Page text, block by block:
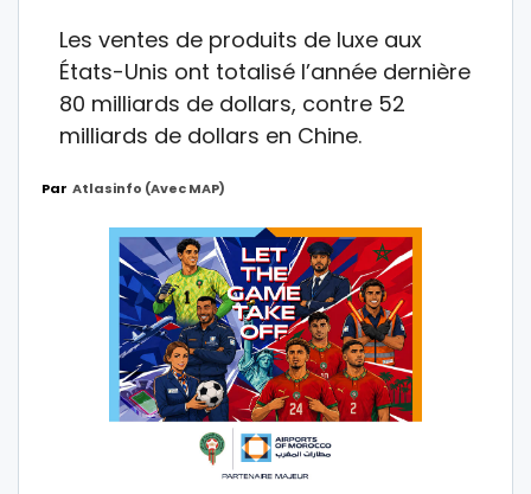
Les ventes de produits de luxe aux
États-Unis ont totalisé l’année dernière
80 milliards de dollars, contre 52
milliards de dollars en Chine.
Par Atlasinfo (avec MAP)